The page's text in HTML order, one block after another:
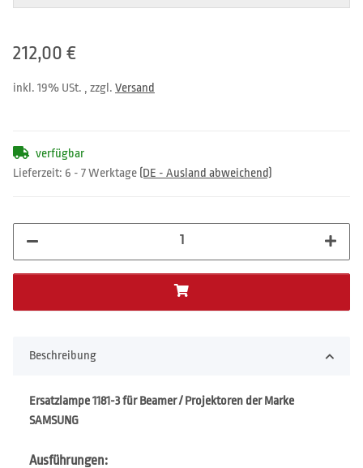
212,00 €
inkl. 19% USt. , zzgl. Versand
verfügbar
Lieferzeit: 6 - 7 Werktage (DE - Ausland abweichend)
Beschreibung
Ersatzlampe 1181-3 für Beamer / Projektoren der Marke
SAMSUNG
Ausführungen: